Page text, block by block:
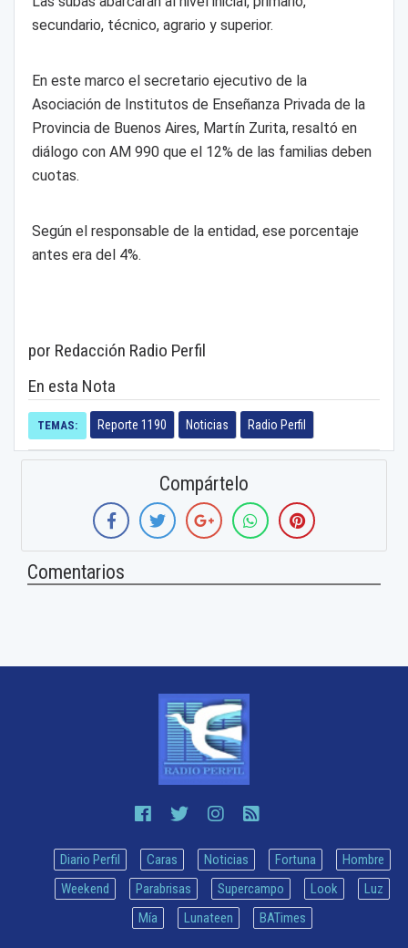
secundario, técnico, agrario y superior.
En este marco el secretario ejecutivo de la
Asociación de Institutos de Enseñanza Privada de la
Provincia de Buenos Aires, Martín Zurita, resaltó en
diálogo con AM 990 que el 12% de las familias deben
cuotas.
Según el responsable de la entidad, ese porcentaje
antes era del 4%.
por Redacción Radio Perfil
En esta Nota
TEMAS: Reporte 1190 Noticias Radio Perfil
Compártelo
Comentarios
Diario Perfil Caras Noticias Fortuna
Hombre
Weekend
Parabrisas Supercampo Look
Luz
Mía
Lunateen BATimes